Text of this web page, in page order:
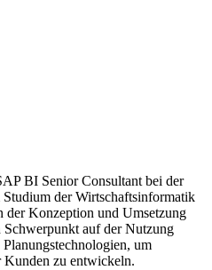
BI Senior Consultant bei der
der Wirtschaftsinformatik
der Konzeption und Umsetzung
auf der Nutzung
um
Kunden zu entwickeln.